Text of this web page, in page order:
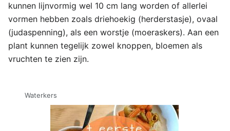
kunnen lijnvormig wel 10 cm lang worden of allerlei
vormen hebben zoals driehoekig (herderstasje), ovaal
(judaspenning), als een worstje (moeraskers). Aan een
plant kunnen tegelijk zowel knoppen, bloemen als
vruchten te zien zijn.
Waterkers